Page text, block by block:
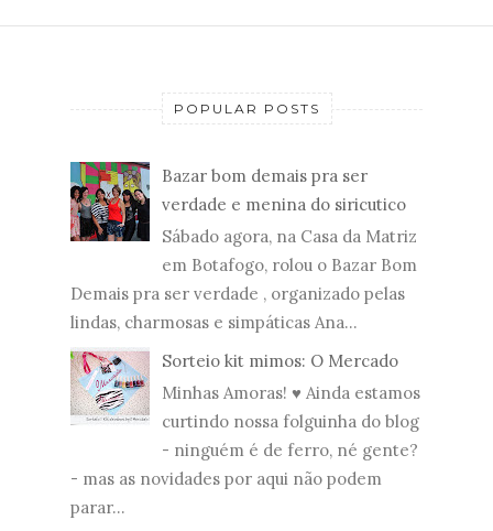
POPULAR POSTS
Bazar bom demais pra ser
verdade e menina do siricutico
Sábado agora, na Casa da Matriz
em Botafogo, rolou o Bazar Bom
Demais pra ser verdade , organizado pelas
lindas, charmosas e simpáticas Ana...
Sorteio kit mimos: O Mercado
Minhas Amoras! ♥ Ainda estamos
curtindo nossa folguinha do blog
- ninguém é de ferro, né gente?
- mas as novidades por aqui não podem
parar...